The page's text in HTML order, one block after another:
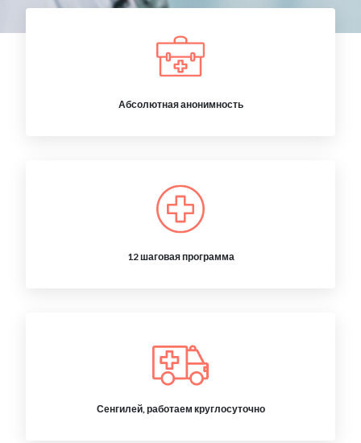
Абсолютная анонимность
12 шаговая программа
Сенгилей, работаем круглосуточно